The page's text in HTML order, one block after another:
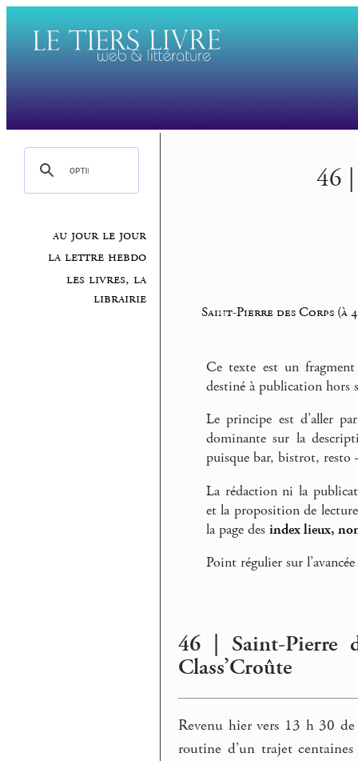
au jour le jour
la lettre hebdo
les livres, la
librairie
46
Saint-Pierre des Corps (à
Ce texte est un
destiné à publication hors
Le principe est d’aller
dominante sur la
puisque bar, bistrot,
La rédaction ni la
et la proposition de
la page des index lieux,
Point régulier sur
46 | Saint-Pierre
Class’Croûte
Revenu hier vers 13 h 30 de
routine d’un trajet